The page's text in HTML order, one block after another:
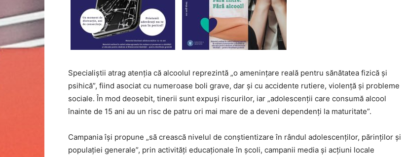
Specialiștii atrag atenția că alcoolul reprezintă „o amenințare reală pentru sănătatea fizică și
psihică”, fiind asociat cu numeroase boli grave, dar și cu accidente rutiere, violență și probleme
sociale. În mod deosebit, tinerii sunt expuși riscurilor, iar „adolescenții care consumă alcool
înainte de 15 ani au un risc de patru ori mai mare de a deveni dependenți la maturitate”.
Campania își propune „să crească nivelul de conștientizare în rândul adolescenților, părinților și
populației generale”, prin activități educaționale în școli, campanii media și acțiuni locale